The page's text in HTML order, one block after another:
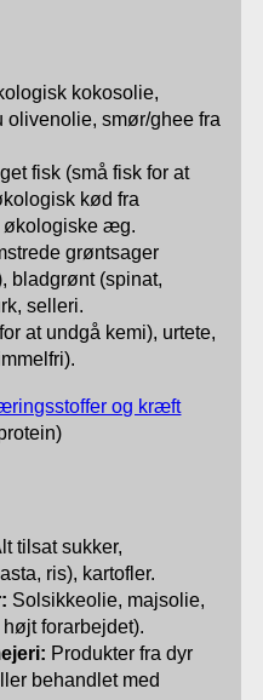
kokosolie,
olivenolie, smør/ghee fra
fisk (små fisk for at
kød fra
økologiske æg.
grøntsager
bladgrønt (spinat,
selleri.
at undgå kemi), urtete,
og kræft
tilsat sukker,
ris), kartofler.
Solsikkeolie, majsolie,
forarbejdet).
Produkter fra dyr
behandlet med